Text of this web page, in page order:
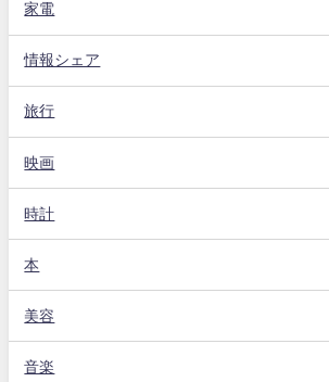
家電
情報シェア
旅行
映画
時計
本
美容
音楽